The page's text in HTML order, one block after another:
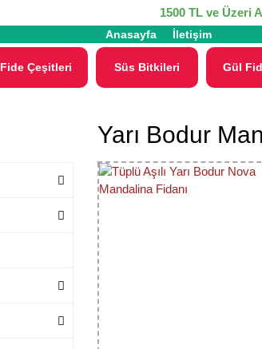
1500 TL ve Üzeri
Anasayfa İletişim
Fide Çeşitleri Süs Bitkileri Gül
Yarı Bodur